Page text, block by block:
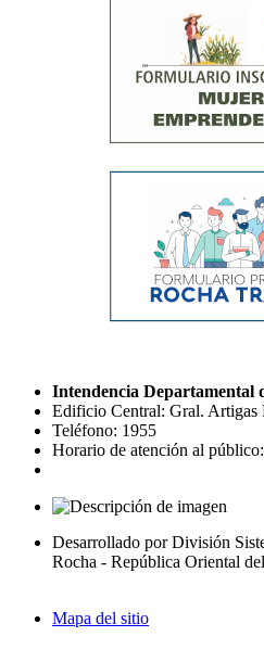
Intendencia Departamental
Edificio Central: Gral. Artigas
Teléfono: 1955
Horario de atención al
Desarrollado por División
Rocha - República Oriental
Mapa del sitio